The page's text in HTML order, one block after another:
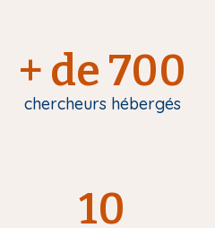
+ de 700
chercheurs hébergés
10